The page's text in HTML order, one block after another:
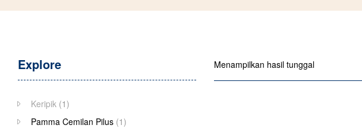
Menampilkan hasil tunggal
Explore
Keripik (1)
Pamma Cemilan Pilus (1)